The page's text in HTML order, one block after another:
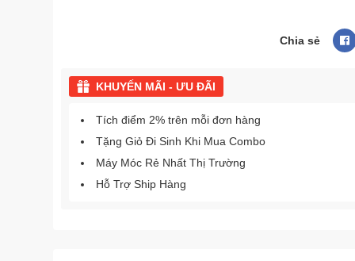
Chia sẻ
KHUYẾN MÃI - ƯU ĐÃI
Tích điểm 2% trên mỗi đơn hàng
Tặng Giỏ Đi Sinh Khi Mua Combo
Máy Móc Rẻ Nhất Thị Trường
Hỗ Trợ Ship Hàng